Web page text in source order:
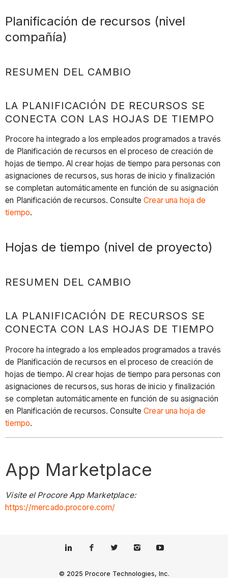
Planificación de recursos (nivel
compañía)
RESUMEN DEL CAMBIO
LA PLANIFICACIÓN DE RECURSOS SE
CONECTA CON LAS HOJAS DE TIEMPO
Procore ha integrado a los empleados programados a través
de Planificación de recursos en el proceso de creación de
hojas de tiempo. Al crear hojas de tiempo para personas con
asignaciones de recursos, sus horas de inicio y finalización
se completan automáticamente en función de su asignación
en Planificación de recursos. ConsulteCrear una hoja de
tiempo.
Hojas de tiempo (nivel de proyecto)
RESUMEN DEL CAMBIO
LA PLANIFICACIÓN DE RECURSOS SE
CONECTA CON LAS HOJAS DE TIEMPO
Procore ha integrado a los empleados programados a través
de Planificación de recursos en el proceso de creación de
hojas de tiempo. Al crear hojas de tiempo para personas con
asignaciones de recursos, sus horas de inicio y finalización
se completan automáticamente en función de su asignación
en Planificación de recursos. ConsulteCrear una hoja de
tiempo.
App Marketplace
Visite el Procore App Marketplace:
https://mercado.procore.com/
© 2025 Procore Technologies, Inc.